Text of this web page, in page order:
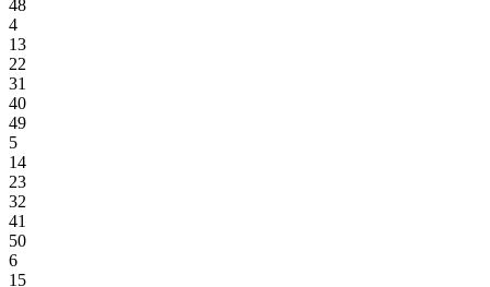
48
4
13
22
31
40
49
5
14
23
32
41
50
6
15